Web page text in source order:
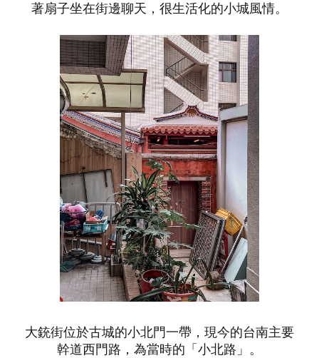
著扇子坐在街邊聊天，很生活化的小城風情。
大銃街位於古城的小北門一帶，現今的台南主要
幹道西門路，為當時的「小北路」。